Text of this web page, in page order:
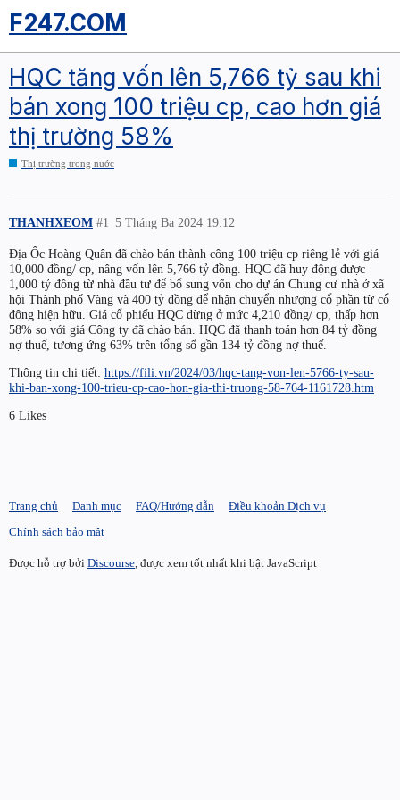
F247.COM
HQC tăng vốn lên 5,766 tỷ sau khi
bán xong 100 triệu cp, cao hơn giá
thị trường 58%
Thị trường trong nước
THANHXEOM 5 Tháng Ba 2024 19:12
#1
Địa Ốc Hoàng Quân đã chào bán thành công 100 triệu cp riêng lẻ với giá
10,000 đồng/ cp, nâng vốn lên 5,766 tỷ đồng. HQC đã huy động được
1,000 tỷ đồng từ nhà đầu tư để bổ sung vốn cho dự án Chung cư nhà ở xã
hội Thành phố Vàng và 400 tỷ đồng để nhận chuyển nhượng cổ phần từ cổ
đông hiện hữu. Giá cổ phiếu HQC dừng ở mức 4,210 đồng/ cp, thấp hơn
58% so với giá Công ty đã chào bán. HQC đã thanh toán hơn 84 tỷ đồng
nợ thuế, tương ứng 63% trên tổng số gần 134 tỷ đồng nợ thuế.
Thông tin chi tiết: https://fili.vn/2024/03/hqc-tang-von-len-5766-ty-sau-
khi-ban-xong-100-trieu-cp-cao-hon-gia-thi-truong-58-764-1161728.htm
6 Likes
Trang chủ Danh mục FAQ/Hướng dẫn
Điều khoản Dịch vụ
Chính sách bảo mật
Được hỗ trợ bởi Discourse, được xem tốt nhất khi bật JavaScript